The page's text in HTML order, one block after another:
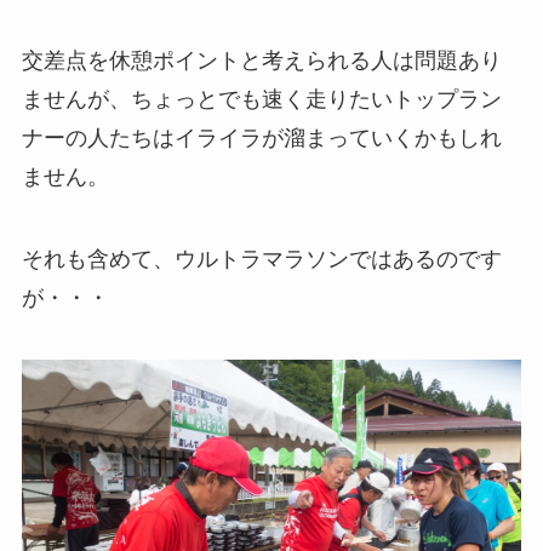
交差点を休憩ポイントと考えられる人は問題あり
ませんが、ちょっとでも速く走りたいトップラン
ナーの人たちはイライラが溜まっていくかもしれ
ません。
それも含めて、ウルトラマラソンではあるのです
が・・・